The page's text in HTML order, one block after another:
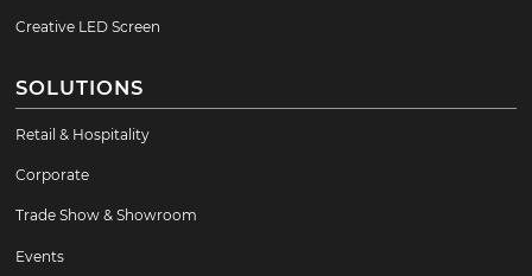
Creative LED Screen
SOLUTIONS
Retail & Hospitality
Corporate
Trade Show & Showroom
Events